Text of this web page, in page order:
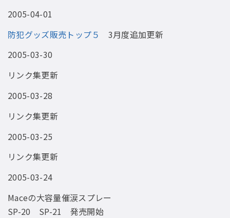
2005-04-01
防犯グッズ販売トップ５
3月度追加更新
2005-03-30
リンク集更新
2005-03-28
リンク集更新
2005-03-25
リンク集更新
2005-03-24
Maceの大容量催涙スプレー
SP-20 SP-21 発売開始